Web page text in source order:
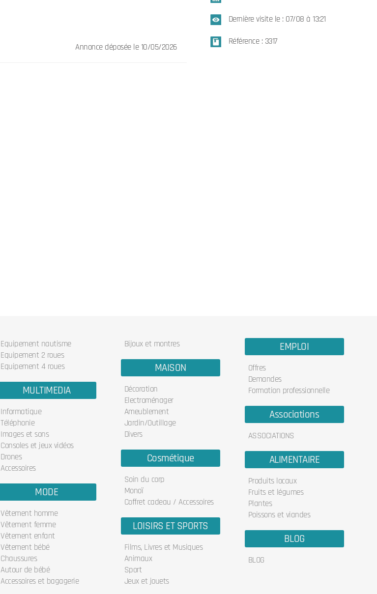
Annonce déposée le 10/05/2026
Dernière visite le : 07/08 à 13:21
Référence : 3317
Equipement nautisme
Equipement 2 roues
Equipement 4 roues
MULTIMEDIA
Informatique
Téléphonie
Images et sons
Consoles et jeux vidéos
Drones
Accessoires
MODE
Vêtement homme
Vêtement femme
Vêtement enfant
Vêtement bébé
Chaussures
Autour de bébé
Accessoires et bagagerie
Bijoux et montres
MAISON
Décoration
Electroménager
Ameublement
Jardin/Outillage
Divers
Cosmétique
Soin du corp
Monoï
Coffret cadeau / Accessoires
LOISIRS ET SPORTS
Films, Livres et Musiques
Animaux
Sport
Jeux et jouets
EMPLOI
Offres
Demandes
Formation professionnelle
Associations
ASSOCIATIONS
ALIMENTAIRE
Produits locaux
Fruits et légumes
Plantes
Poissons et viandes
BLOG
BLOG